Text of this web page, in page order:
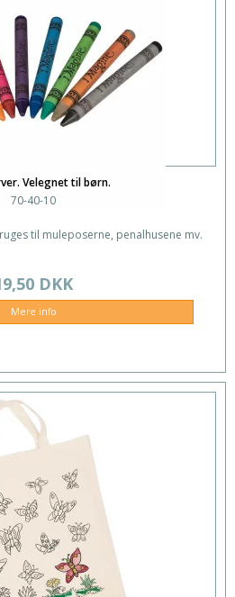
Velegnet til børn.
70-40-10
til muleposerne, penalhusene mv.
DKK
Mere info